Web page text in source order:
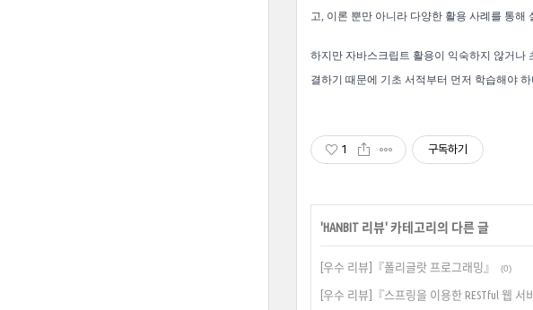
고, 이론 뿐만 아니라 다양한 활용 사례를 통해
하지만 자바스크립트 활용이 익숙하지 않거나
결하기 때문에 기초 서적부터 먼저 학습해야
1 구독하기
'HANBIT 리뷰' 카테고리의 다른 글
[우수 리뷰]『폴리글랏 프로그래밍』 (0)
[우수 리뷰]『스프링을 이용한 RESTful 웹 서